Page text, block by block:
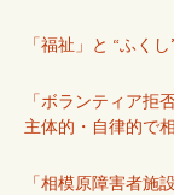
「福祉」と “ふく
「ボランティア拒
主体的・自律的で
「相模原障害者施